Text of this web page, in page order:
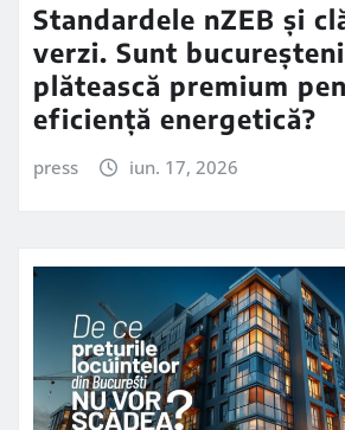
Standardele nZEB și
verzi. Sunt
plătească premium
eficiență energetică?
press iun. 17, 2026